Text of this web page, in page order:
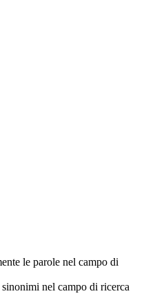
le parole nel campo di
nel campo di ricerca